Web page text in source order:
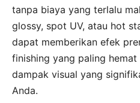
tanpa biaya yang terlalu
glossy, spot UV, atau hot
dapat memberikan efek
finishing yang paling
dampak visual yang
Anda.